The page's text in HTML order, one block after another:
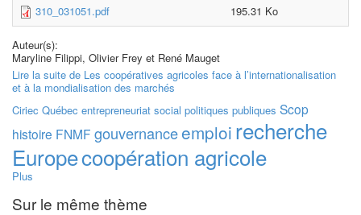
310_031051.pdf
195.31 Ko
Auteur(s):
Maryline Filippi, Olivier Frey et René Mauget
Lire la suite de Les coopératives agricoles face à l’internationalisation
et à la mondialisation des marchés
Ciriec Québec entrepreneuriat social politiques publiques Scop
histoire FNMF gouvernanceemploi recherche
Europecoopération agricole
Plus
Sur le même thème